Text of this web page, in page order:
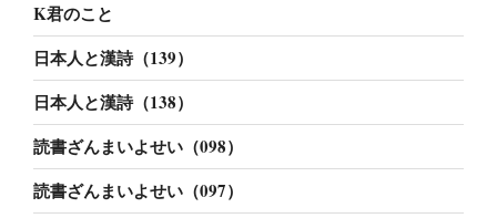
K君のこと
日本人と漢詩（139）
日本人と漢詩（138）
読書ざんまいよせい（098）
読書ざんまいよせい（097）